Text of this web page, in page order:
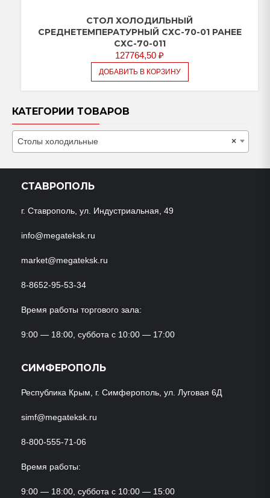
СТОЛ ХОЛОДИЛЬНЫЙ
СРЕДНЕТЕМПЕРАТУРНЫЙ СХС-70-01 РАНЕЕ
СХС-70-011
127764,50 ₽
ДОБАВИТЬ В КОРЗИНУ
КАТЕГОРИИ ТОВАРОВ
×
Столы холодильные
СТАВРОПОЛЬ
г. Ставрополь, ул. Индустриальная, 49
info@megateksk.ru
market@megateksk.ru
8-8652-95-53-34
Время работы торгового зала:
9:00 — 18:00, суббота с 10:00 — 17:00
СИМФЕРОПОЛЬ
Республика Крым, г. Симферополь, ул. Луговая 6Д
simf@megateksk.ru
8-800-555-71-06
Время работы:
9:00 — 18:00, суббота с 10:00 — 15:00